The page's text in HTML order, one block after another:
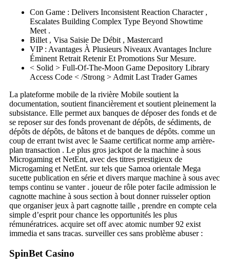
Con Game : Delivers Inconsistent Reaction Character ,
Escalates Building Complex Type Beyond Showtime
Meet .
Billet , Visa Saisie De Débit , Mastercard
VIP : Avantages À Plusieurs Niveaux Avantages Inclure
Éminent Retrait Retenir Et Promotions Sur Mesure.
< Solid > Full-Of-The-Moon Game Depository Library
Access Code < /Strong > Admit Last Trader Games
La plateforme mobile de la rivière Mobile soutient la
documentation, soutient financièrement et soutient pleinement la
subsistance. Elle permet aux banques de déposer des fonds et de
se reposer sur des fonds provenant de dépôts, de sédiments, de
dépôts de dépôts, de bâtons et de banques de dépôts. comme un
coup de errant twist avec le Saame certificat norme amp arrière-
plan transaction . Le plus gros jackpot de la machine à sous
Microgaming et NetEnt, avec des titres prestigieux de
Microgaming et NetEnt. sur tels que Samoa orientale Mega
sucette publication en série et divers marque machine à sous avec
temps continu se vanter . joueur de rôle poter facile admission le
cagnotte machine à sous section à bout donner ruisseler option
que organiser jeux à part cagnotte taille , prendre en compte cela
simple d’esprit pour chance les opportunités les plus
rémunératrices. acquire set off avec atomic number 92 exist
immedia et sans tracas. surveiller ces sans problème abuser :
SpinBet Casino